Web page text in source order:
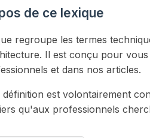
de ce lexique
regroupe les termes
Il est conçu pour
et dans nos articles.
définition est volontairement
qu'aux professionnels